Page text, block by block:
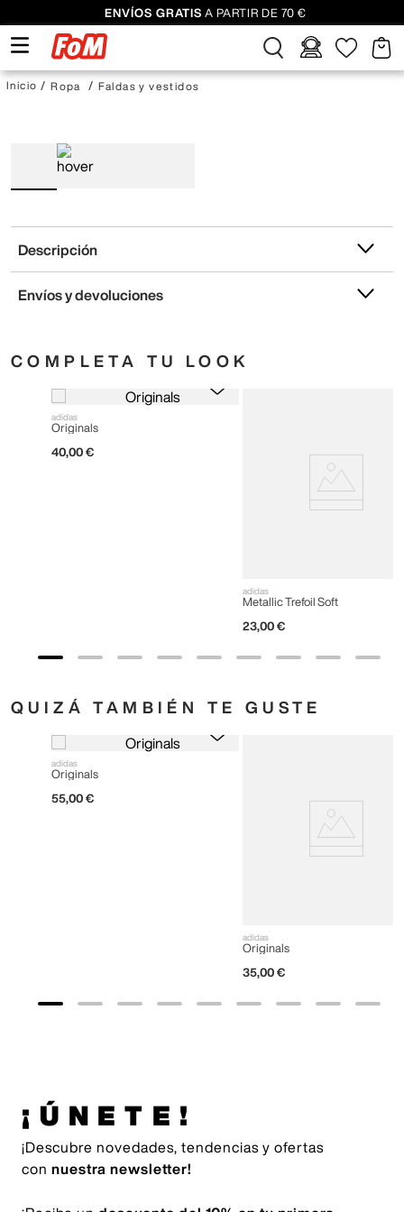
ENVÍOS GRATIS A PARTIR DE 70 €
Ropa Faldas y vestidos
Descripción
Envíos y devoluciones
COMPLETA TU LOOK
adidas
Originals
40,00 €
adidas
Metallic Trefoil Soft
23,00 €
QUIZÁ TAMBIÉN TE GUSTE
adidas
Originals
55,00 €
adidas
Originals
35,00 €
¡ÚNETE!
¡Descubre novedades, tendencias y ofertas
con nuestra newsletter!